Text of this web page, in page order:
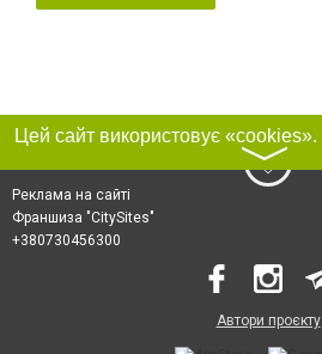
〉
Реклама на сайті
Франшиза "CitySites"
+380730456300
Автори проєкту